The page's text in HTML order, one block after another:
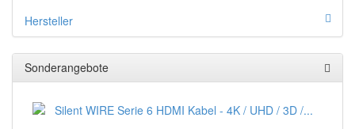
Hersteller
Sonderangebote